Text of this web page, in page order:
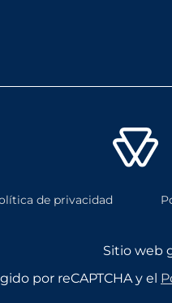
de privacidad
Sitio web
por reCAPTCHA y el